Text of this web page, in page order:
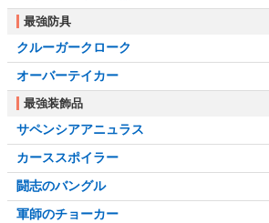
最強防具
クルーガークローク
オーバーテイカー
最強装飾品
サペンシアアニュラス
カーススポイラー
闘志のバングル
軍師のチョーカー